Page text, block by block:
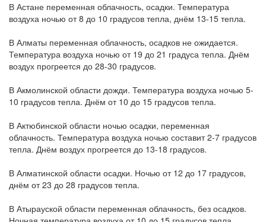
В Астане переменная облачность, осадки. Температура
воздуха ночью от 8 до 10 градусов тепла, днём 13-15 тепла.
В Алматы переменная облачность, осадков не ожидается.
Температура воздуха ночью от 19 до 21 градуса тепла. Днём
воздух прогреется до 28-30 градусов.
В Акмолинской области дожди. Температура воздуха ночью 5-
10 градусов тепла. Днём от 10 до 15 градусов тепла.
В Актюбинской области ночью осадки, переменная
облачность. Температура воздуха ночью составит 2-7 градусов
тепла. Днём воздух прогреется до 13-18 градусов.
В Алматинской области осадки. Ночью от 12 до 17 градусов,
днём от 23 до 28 градусов тепла.
В Атырауской области переменная облачность, без осадков.